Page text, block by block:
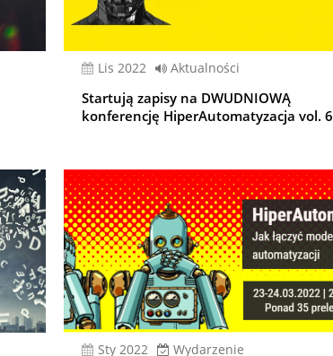
lis 2022 Aktualności
Startują zapisy na DWUDNIOWĄ
konferencję HiperAutomatyzacja vol. 6
sty 2022 Wydarzenie